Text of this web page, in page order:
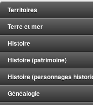
Territoires
Terre et mer
Histoire
Histoire (patrimoine)
Histoire (personnages
Généalogie